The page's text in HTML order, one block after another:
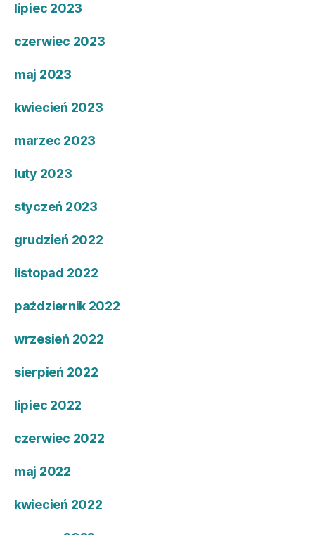
lipiec 2023
czerwiec 2023
maj 2023
kwiecień 2023
marzec 2023
luty 2023
styczeń 2023
grudzień 2022
listopad 2022
październik 2022
wrzesień 2022
sierpień 2022
lipiec 2022
czerwiec 2022
maj 2022
kwiecień 2022